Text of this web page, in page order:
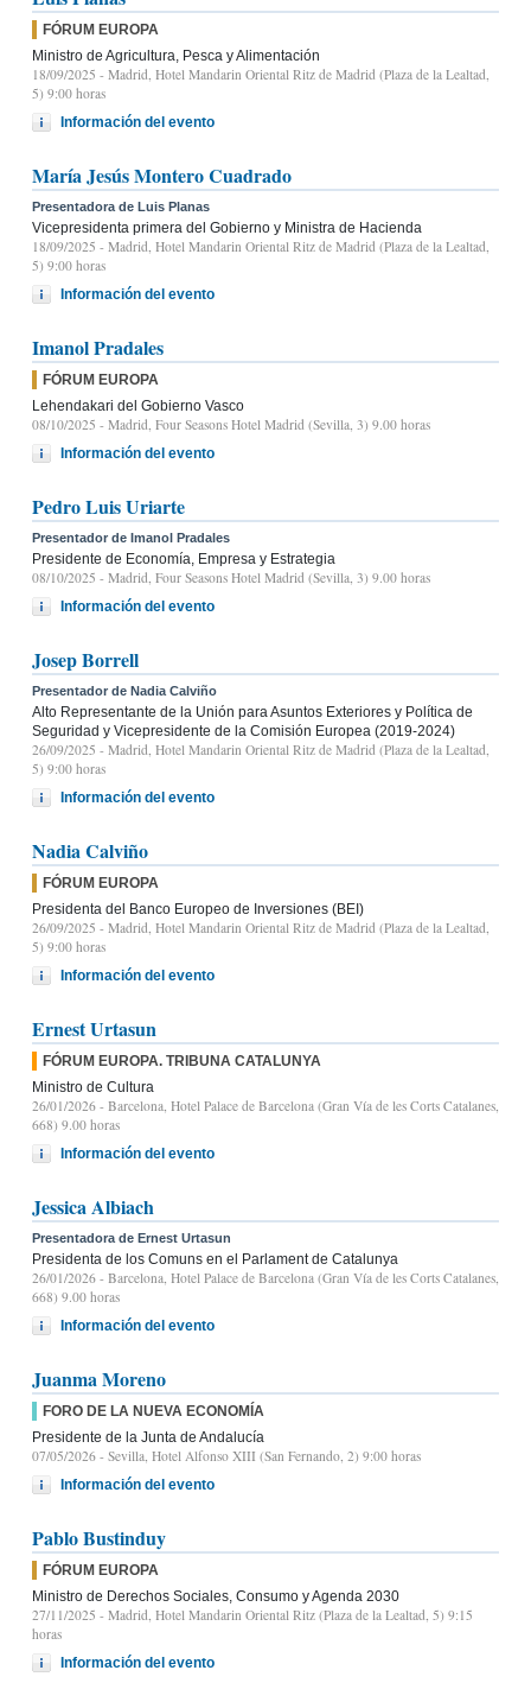
FÓRUM EUROPA
Ministro de Agricultura, Pesca y Alimentación
18/09/2025 - Madrid, Hotel Mandarin Oriental Ritz de Madrid (Plaza de la Lealtad,
5) 9:00 horas
Información del evento
María Jesús Montero Cuadrado
Presentadora de Luis Planas
Vicepresidenta primera del Gobierno y Ministra de Hacienda
18/09/2025 - Madrid, Hotel Mandarin Oriental Ritz de Madrid (Plaza de la Lealtad,
5) 9:00 horas
Información del evento
Imanol Pradales
FÓRUM EUROPA
Lehendakari del Gobierno Vasco
08/10/2025 - Madrid, Four Seasons Hotel Madrid (Sevilla, 3) 9.00 horas
Información del evento
Pedro Luis Uriarte
Presentador de Imanol Pradales
Presidente de Economía, Empresa y Estrategia
08/10/2025 - Madrid, Four Seasons Hotel Madrid (Sevilla, 3) 9.00 horas
Información del evento
Josep Borrell
Presentador de Nadia Calviño
Alto Representante de la Unión para Asuntos Exteriores y Política de
Seguridad y Vicepresidente de la Comisión Europea (2019-2024)
26/09/2025 - Madrid, Hotel Mandarin Oriental Ritz de Madrid (Plaza de la Lealtad,
5) 9:00 horas
Información del evento
Nadia Calviño
FÓRUM EUROPA
Presidenta del Banco Europeo de Inversiones (BEI)
26/09/2025 - Madrid, Hotel Mandarin Oriental Ritz de Madrid (Plaza de la Lealtad,
5) 9:00 horas
Información del evento
Ernest Urtasun
FÓRUM EUROPA. TRIBUNA CATALUNYA
Ministro de Cultura
26/01/2026 - Barcelona, Hotel Palace de Barcelona (Gran Vía de les Corts Catalanes,
668) 9.00 horas
Información del evento
Jessica Albiach
Presentadora de Ernest Urtasun
Presidenta de los Comuns en el Parlament de Catalunya
26/01/2026 - Barcelona, Hotel Palace de Barcelona (Gran Vía de les Corts Catalanes,
668) 9.00 horas
Información del evento
Juanma Moreno
FORO DE LA NUEVA ECONOMÍA
Presidente de la Junta de Andalucía
07/05/2026 - Sevilla, Hotel Alfonso XIII (San Fernando, 2) 9:00 horas
Información del evento
Pablo Bustinduy
FÓRUM EUROPA
Ministro de Derechos Sociales, Consumo y Agenda 2030
27/11/2025 - Madrid, Hotel Mandarin Oriental Ritz (Plaza de la Lealtad, 5) 9:15
horas
Información del evento